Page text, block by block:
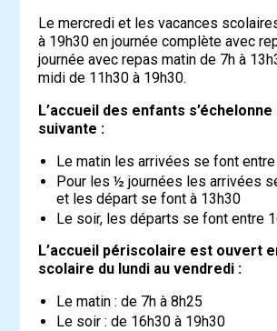
Le mercredi et les vacances
à 19h30 en journée complète avec
journée avec repas matin de 7h à
midi de 11h30 à 19h30.
L’accueil des enfants
suivante :
Le matin les arrivées se font
Pour les ½ journées les arrivées
et les départ se font à 13h30
Le soir, les départs se font entre
L’accueil périscolaire est ouvert
scolaire du lundi au vendredi :
Le matin : de 7h à 8h25
Le soir : de 16h30 à 19h30